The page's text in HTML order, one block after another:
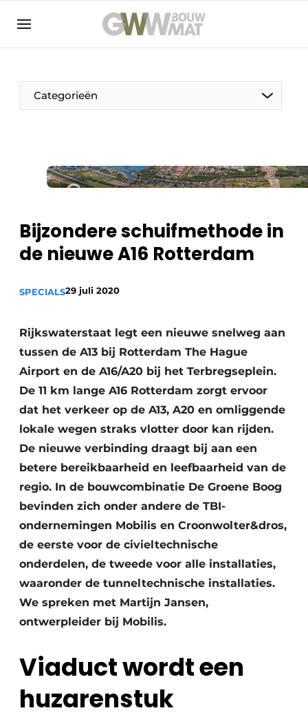
NL EN
Categorieën
De Pen
Duurzaamheid & Innovatie
Fundering
Kopen/Huren/Leasen
Sloop & Recycling
Bouwtransport
Bijzondere schuifmethode in
de nieuwe A16 Rotterdam
SPECIALS29 juli 2020
Rijkswaterstaat legt een nieuwe snelweg aan
tussen de A13 bij Rotterdam The Hague
Airport en de A16/A20 bij het Terbregseplein.
De 11 km lange A16 Rotterdam zorgt ervoor
dat het verkeer op de A13, A20 en omliggende
lokale wegen straks vlotter door kan rijden.
De nieuwe verbinding draagt bij aan een
betere bereikbaarheid en leefbaarheid van de
regio. In de bouwcombinatie De Groene Boog
bevinden zich onder andere de TBI-
ondernemingen Mobilis en Croonwolter&dros,
de eerste voor de civieltechnische
onderdelen, de tweede voor alle installaties,
waaronder de tunneltechnische installaties.
We spreken met Martijn Jansen,
ontwerpleider bij Mobilis.
Viaduct wordt een
huzarenstuk